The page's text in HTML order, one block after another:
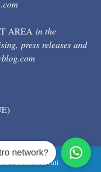
AREA in the
press releases and
i diritti riservati
network?